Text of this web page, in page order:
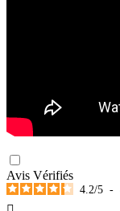
Avis Vérifiés
4.2/5 -